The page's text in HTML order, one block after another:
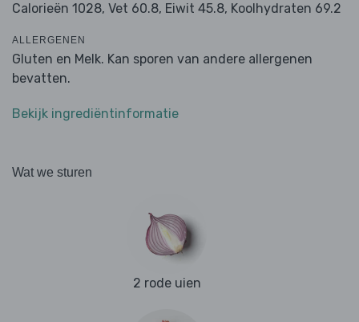
Calorieën 1028, Vet 60.8, Eiwit 45.8, Koolhydraten 69.2
ALLERGENEN
Gluten en Melk. Kan sporen van andere allergenen
bevatten.
Bekijk ingrediëntinformatie
Wat we sturen
2 rode uien